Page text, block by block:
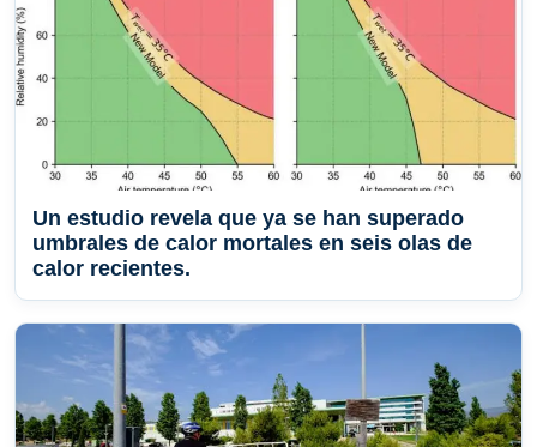
Un estudio revela que ya se han superado
umbrales de calor mortales en seis olas de
calor recientes.